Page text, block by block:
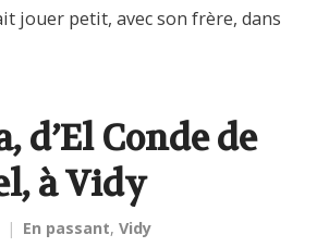
jouer petit, avec son frère, dans
d’El Conde de
à Vidy
En passant, Vidy